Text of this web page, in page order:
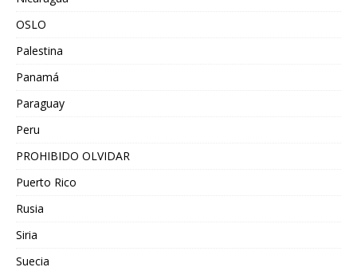
OSLO
Palestina
Panamá
Paraguay
Peru
PROHIBIDO OLVIDAR
Puerto Rico
Rusia
Siria
Suecia